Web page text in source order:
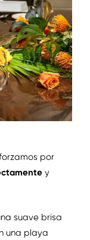
por
y
suave brisa
una playa